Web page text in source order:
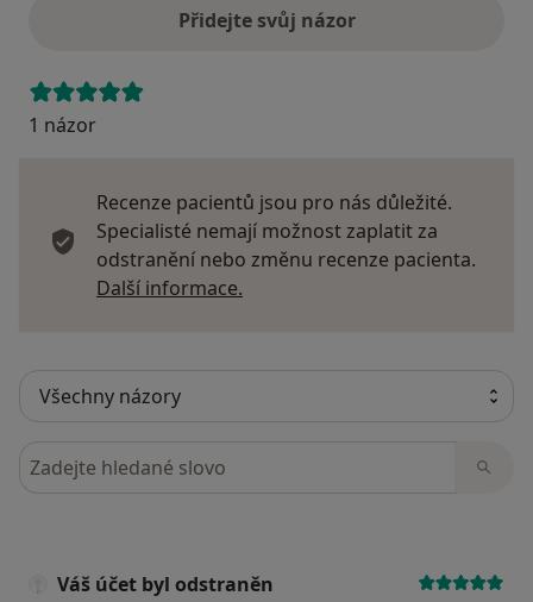
Přidejte svůj názor
1 názor
Recenze pacientů jsou pro nás důležité.
Specialisté nemají možnost zaplatit za
odstranění nebo změnu recenze pacienta.
Další informace.
Hledejte v názorech
Váš účet byl odstraněn